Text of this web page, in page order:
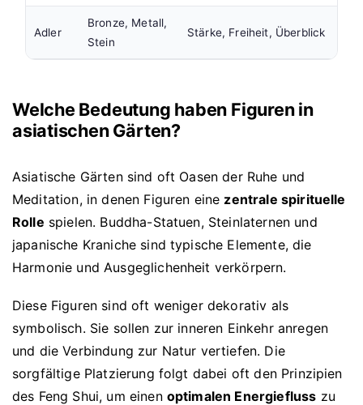
Adler
Bronze, Metall,
Stein
Stärke, Freiheit, Überblick
Welche Bedeutung haben Figuren in
asiatischen Gärten?
Asiatische Gärten sind oft Oasen der Ruhe und
Meditation, in denen Figuren eine zentrale spirituelle
Rolle spielen. Buddha-Statuen, Steinlaternen und
japanische Kraniche sind typische Elemente, die
Harmonie und Ausgeglichenheit verkörpern.
Diese Figuren sind oft weniger dekorativ als
symbolisch. Sie sollen zur inneren Einkehr anregen
und die Verbindung zur Natur vertiefen. Die
sorgfältige Platzierung folgt dabei oft den Prinzipien
des Feng Shui, um einen optimalen Energiefluss zu